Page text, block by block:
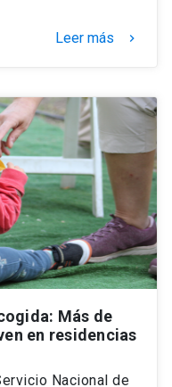
Leer más keyboard_arrow_right
Más de
en residencias
Nacional de